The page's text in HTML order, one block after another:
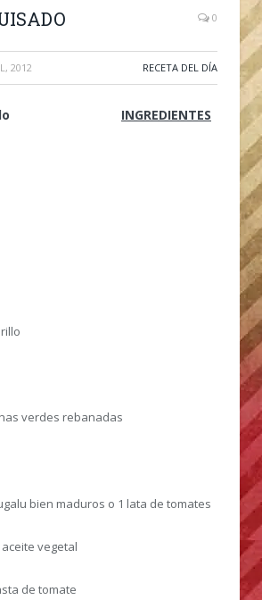
0
2012 RECETA DEL DÍA
INGREDIENTES
verdes rebanadas
bien maduros o 1 lata de tomates
vegetal
de tomate